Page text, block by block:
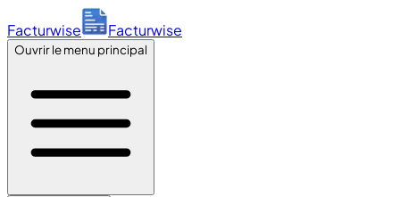
Facturwise Facturwise
Ouvrir le menu principal